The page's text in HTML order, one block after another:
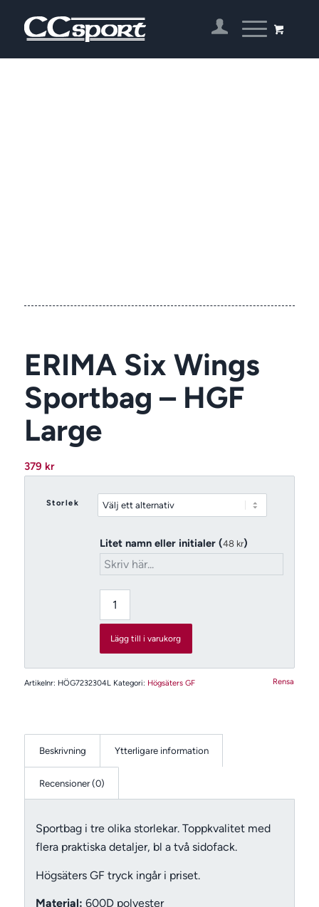
ERIMA Six Wings
Sportbag – HGF
Large
379 kr
Storlek
Rensa
Litet namn eller initialer (48 kr)
Lägg till i varukorg
Artikelnr: HÖG7232304L Kategori: Högsäters GF
Beskrivning Ytterligare information
Recensioner (0)
Sportbag i tre olika storlekar. Toppkvalitet med
flera praktiska detaljer, bl a två sidofack.
Högsäters GF tryck ingår i priset.
Material: 600D polyester